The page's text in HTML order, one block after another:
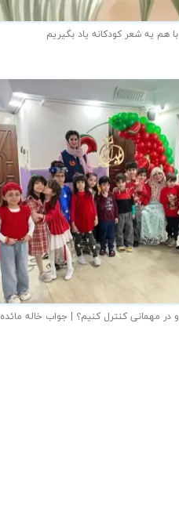
هم یه شعر کودکانه ياد بگیریم
در مهمانی کنترل کنیم؟ | جواب خاله مائده